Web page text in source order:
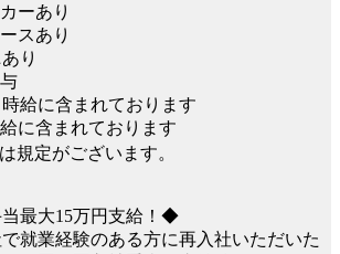
ーあり
スあり
り
給に含まれております
に含まれております
規定がございます。
最大15万円支給！◆
就業経験のある方に再入社いただいた